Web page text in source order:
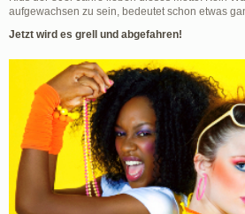
aufgewachsen zu sein, bedeutet schon etwas
Jetzt wird es grell und abgefahren!